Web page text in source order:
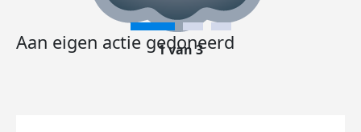
Aan eigen actie gedoneerd
1 van 3